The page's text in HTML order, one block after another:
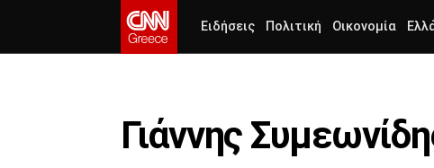
Ειδήσεις Πολιτική Οικονομία
Γιάννης